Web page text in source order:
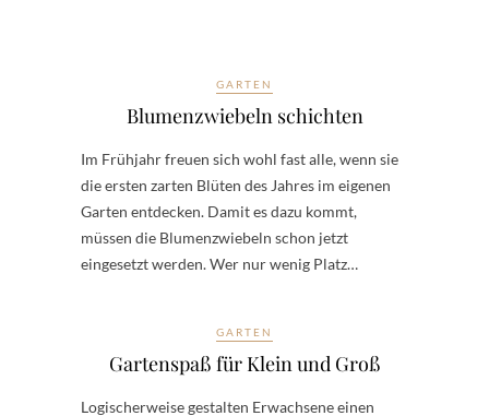
GARTEN
Blumenzwiebeln schichten
Im Frühjahr freuen sich wohl fast alle, wenn sie
die ersten zarten Blüten des Jahres im eigenen
Garten entdecken. Damit es dazu kommt,
müssen die Blumenzwiebeln schon jetzt
eingesetzt werden. Wer nur wenig Platz…
GARTEN
Gartenspaß für Klein und Groß
Logischerweise gestalten Erwachsene einen